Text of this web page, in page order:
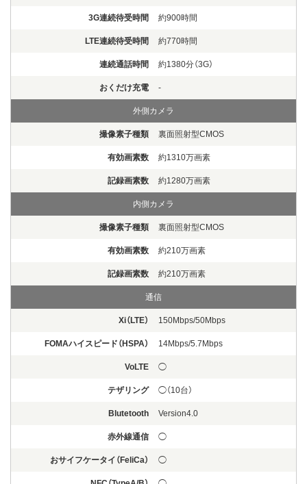
3G連続待受時間 約900時間
LTE連続待受時間 約770時間
連続通話時間 約1380分（3G）
おくだけ充電 -
外側カメラ
撮像素子種類 裏面照射型CMOS
有効画素数 約1310万画素
記録画素数 約1280万画素
内側カメラ
撮像素子種類 裏面照射型CMOS
有効画素数 約210万画素
記録画素数 約210万画素
通信
Xi（LTE） 150Mbps/50Mbps
FOMAハイスピード（HSPA） 14Mbps/5.7Mbps
VoLTE ◯
テザリング ◯（10台）
Blutetooth Version4.0
赤外線通信 ◯
おサイフケータイ（FeliCa） ◯